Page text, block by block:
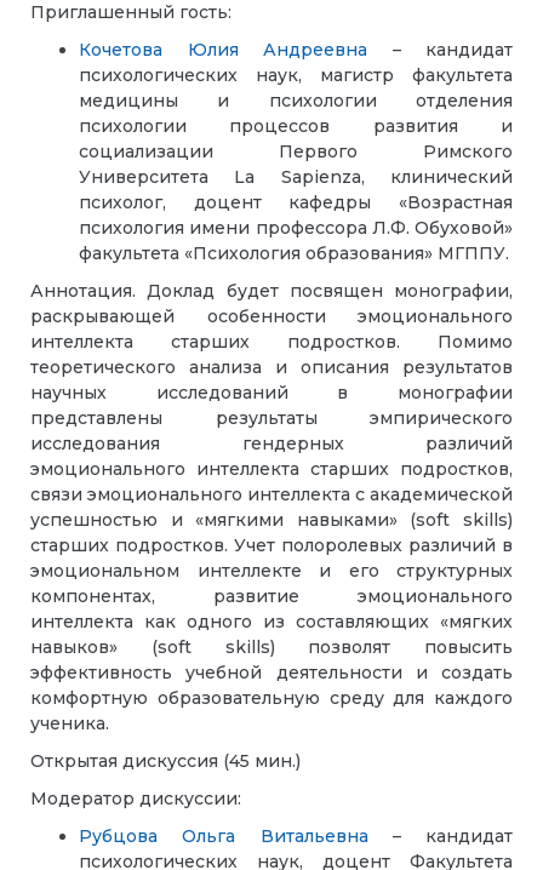
Приглашенный гость:
Кочетова Юлия Андреевна – кандидат
психологических наук, магистр факультета
медицины и психологии отделения
психологии процессов развития и
социализации Первого Римского
Университета La Sapienza, клинический
психолог, доцент кафедры «Возрастная
психология имени профессора Л.Ф. Обуховой»
факультета «Психология образования» МГППУ.
Аннотация. Доклад будет посвящен монографии,
раскрывающей особенности эмоционального
интеллекта старших подростков. Помимо
теоретического анализа и описания результатов
научных исследований в монографии
представлены результаты эмпирического
исследования гендерных различий
эмоционального интеллекта старших подростков,
связи эмоционального интеллекта с академической
успешностью и «мягкими навыками» (soft skills)
старших подростков. Учет полоролевых различий в
эмоциональном интеллекте и его структурных
компонентах, развитие эмоционального
интеллекта как одного из составляющих «мягких
навыков» (soft skills) позволят повысить
эффективность учебной деятельности и создать
комфортную образовательную среду для каждого
ученика.
Открытая дискуссия (45 мин.)
Модератор дискуссии:
Рубцова Ольга Витальевна – кандидат
психологических наук, доцент Факультета